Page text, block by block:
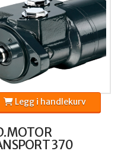
370
Legg i handlekurv